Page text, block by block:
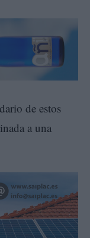
de estos
a una